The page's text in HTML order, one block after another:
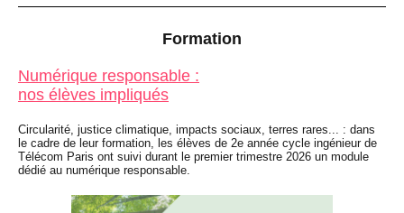
Formation
Numérique responsable :
nos élèves impliqués
Circularité, justice climatique, impacts sociaux, terres rares... : dans
le cadre de leur formation, les élèves de 2e année cycle ingénieur de
Télécom Paris ont suivi durant le premier trimestre 2026 un module
dédié au numérique responsable.